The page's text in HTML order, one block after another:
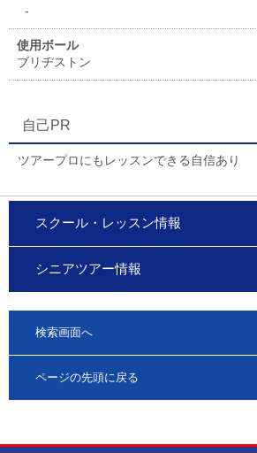
-
使用ボール
ブリヂストン
自己PR
ツアープロにもレッスンできる自信あり
スクール・レッスン情報
シニアツアー情報
検索画面へ
ページの先頭に戻る